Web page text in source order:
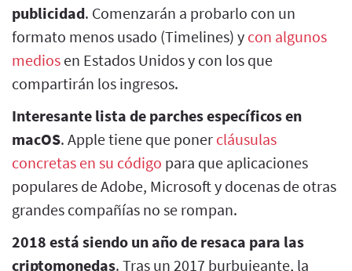
publicidad. Comenzarán a probarlo con un
formato menos usado (Timelines) y con algunos
medios en Estados Unidos y con los que
compartirán los ingresos.
Interesante lista de parches específicos en
macOS. Apple tiene que poner cláusulas
concretas en su código para que aplicaciones
populares de Adobe, Microsoft y docenas de otras
grandes compañías no se rompan.
2018 está siendo un año de resaca para las
criptomonedas. Tras un 2017 burbujeante, la